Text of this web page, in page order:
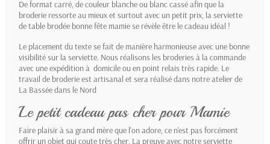
De format carré, de couleur blanche ou blanc cassé afin que la
broderie ressorte au mieux et surtout avec un petit prix, la serviette
de table brodée bonne fête mamie se révèle être le cadeau idéal !
Le placement du texte se fait de manière harmonieuse avec une bonne
visibilité sur la serviette. Nous réalisons les broderies à la commande
avec une expédition à domicile ou en point relais très rapide. Le
travail de broderie est artisanal et sera réalisé dans notre atelier de
La Bassée dans le Nord
Le petit cadeau pas cher pour Mamie
Faire plaisir à sa grand mère que l'on adore, ce n'est pas forcément
offrir un objet qui coute très cher. La preuve avec notre serviette